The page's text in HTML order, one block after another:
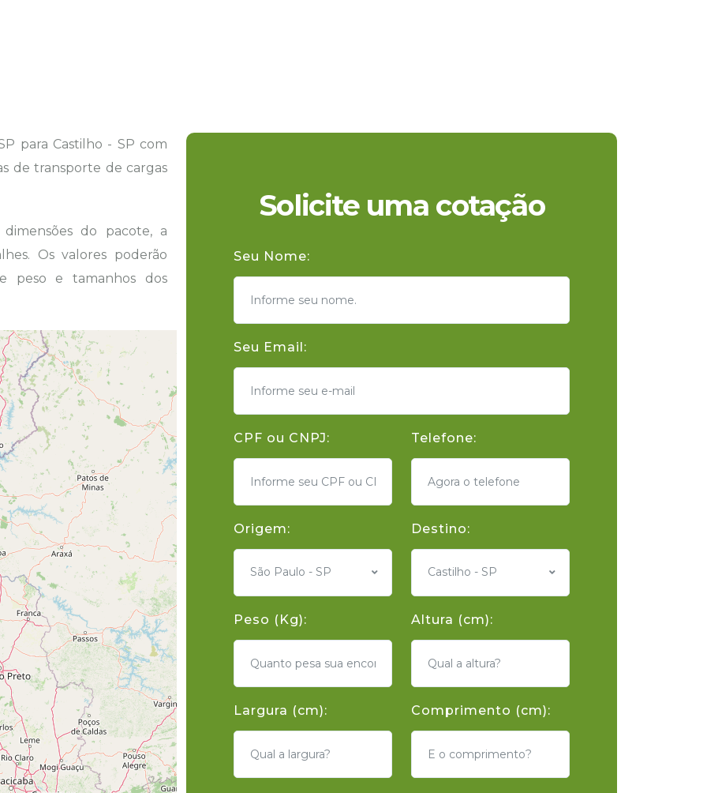
para Castilho - SP com
de transporte de cargas
do pacote, a
Os valores poderão
peso e tamanhos dos
Solicite uma cotação
Seu Nome:
Seu Email:
CPF ou CNPJ: Telefone:
Origem:
São Paulo - SP
Destino:
Castilho - SP
Peso (Kg): Altura (cm):
Largura (cm): Comprimento (cm):